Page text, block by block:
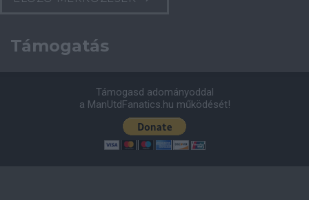
Támogatás
Támogasd adományoddal
a ManUtdFanatics.hu működését!